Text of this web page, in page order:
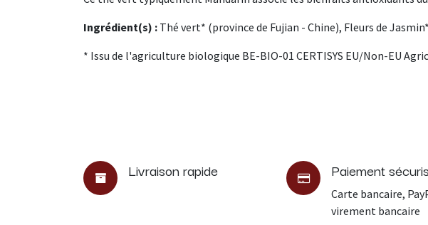
Ingrédient(s) : Thé vert* (province de Fujian - Chine), Fleurs de Jasmin*
* Issu de l'agriculture biologique BE-BIO-01 CERTISYS EU/Non-EU
Livraison rapide Paiement
Carte bancaire,
virement bancaire